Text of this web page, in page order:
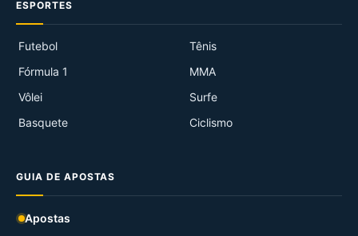
ESPORTES
Futebol
Fórmula 1
Vôlei
Basquete
Tênis
MMA
Surfe
Ciclismo
GUIA DE APOSTAS
Apostas